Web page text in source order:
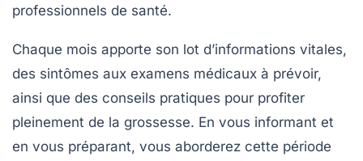
professionnels de santé.
Chaque mois apporte son lot d’informations vitales,
des sintômes aux examens médicaux à prévoir,
ainsi que des conseils pratiques pour profiter
pleinement de la grossesse. En vous informant et
en vous préparant, vous aborderez cette période